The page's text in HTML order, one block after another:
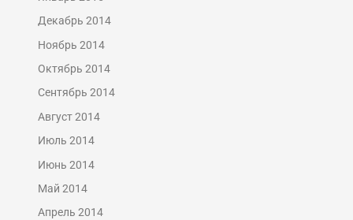
Декабрь 2014
Ноябрь 2014
Октябрь 2014
Сентябрь 2014
Август 2014
Июль 2014
Июнь 2014
Май 2014
Апрель 2014